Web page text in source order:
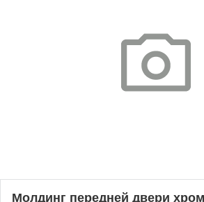
Молдинг передней двери